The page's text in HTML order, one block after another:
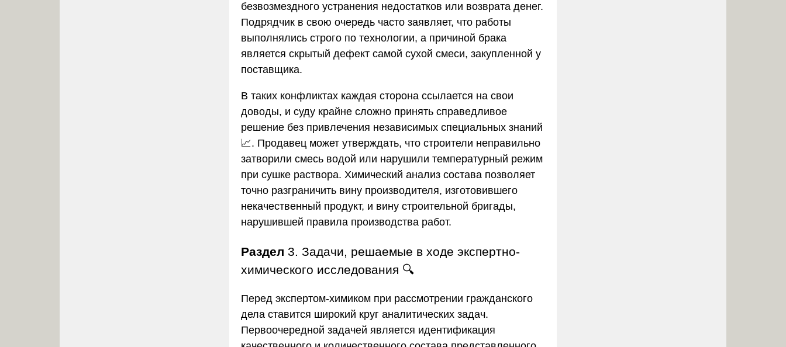
безвозмездного устранения недостатков или возврата денег.
Подрядчик в свою очередь часто заявляет, что работы
выполнялись строго по технологии, а причиной брака
является скрытый дефект самой сухой смеси, закупленной у
поставщика.
В таких конфликтах каждая сторона ссылается на свои
доводы, и суду крайне сложно принять справедливое
решение без привлечения независимых специальных знаний
📈. Продавец может утверждать, что строители неправильно
затворили смесь водой или нарушили температурный режим
при сушке раствора. Химический анализ состава позволяет
точно разграничить вину производителя, изготовившего
некачественный продукт, и вину строительной бригады,
нарушившей правила производства работ.
Раздел 3. Задачи, решаемые в ходе экспертно-
химического исследования 🔍
Перед экспертом-химиком при рассмотрении гражданского
дела ставится широкий круг аналитических задач.
Первоочередной задачей является идентификация